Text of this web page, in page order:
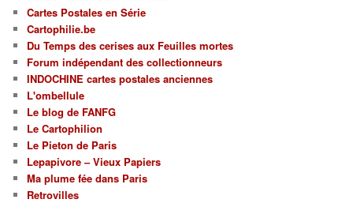
Cartes Postales en Série
Cartophilie.be
Du Temps des cerises aux Feuilles mortes
Forum indépendant des collectionneurs
INDOCHINE cartes postales anciennes
L'ombellule
Le blog de FANFG
Le Cartophilion
Le Pieton de Paris
Lepapivore – Vieux Papiers
Ma plume fée dans Paris
Retrovilles